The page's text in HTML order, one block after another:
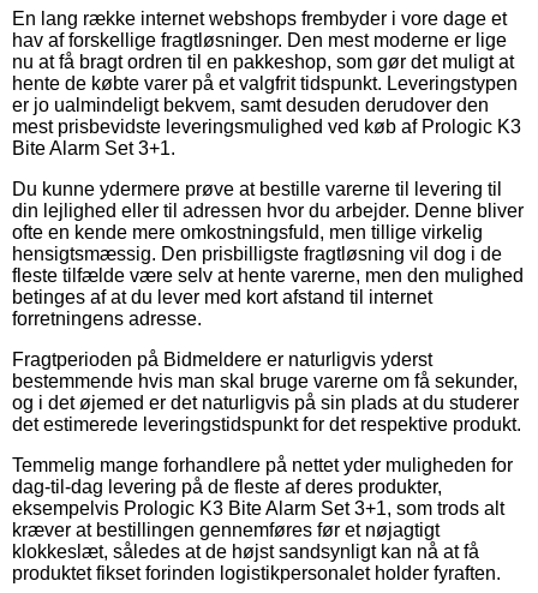
En lang række internet webshops frembyder i vore dage et
hav af forskellige fragtløsninger. Den mest moderne er lige
nu at få bragt ordren til en pakkeshop, som gør det muligt at
hente de købte varer på et valgfrit tidspunkt. Leveringstypen
er jo ualmindeligt bekvem, samt desuden derudover den
mest prisbevidste leveringsmulighed ved køb af Prologic K3
Bite Alarm Set 3+1.
Du kunne ydermere prøve at bestille varerne til levering til
din lejlighed eller til adressen hvor du arbejder. Denne bliver
ofte en kende mere omkostningsfuld, men tillige virkelig
hensigtsmæssig. Den prisbilligste fragtløsning vil dog i de
fleste tilfælde være selv at hente varerne, men den mulighed
betinges af at du lever med kort afstand til internet
forretningens adresse.
Fragtperioden på Bidmeldere er naturligvis yderst
bestemmende hvis man skal bruge varerne om få sekunder,
og i det øjemed er det naturligvis på sin plads at du studerer
det estimerede leveringstidspunkt for det respektive produkt.
Temmelig mange forhandlere på nettet yder muligheden for
dag-til-dag levering på de fleste af deres produkter,
eksempelvis Prologic K3 Bite Alarm Set 3+1, som trods alt
kræver at bestillingen gennemføres før et nøjagtigt
klokkeslæt, således at de højst sandsynligt kan nå at få
produktet fikset forinden logistikpersonalet holder fyraften.